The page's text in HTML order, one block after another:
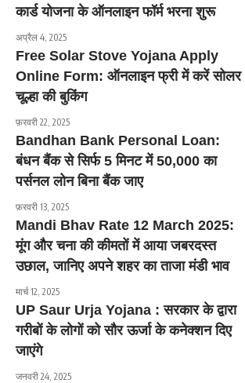
कार्ड योजना के ऑनलाइन फॉर्म भरना शुरू
अप्रैल 4, 2025
Free Solar Stove Yojana Apply
Online Form: ऑनलाइन फ्री में करें सोलर
चूल्हा की बुकिंग
फ़रवरी 22, 2025
Bandhan Bank Personal Loan:
बंधन बैंक से सिर्फ 5 मिनट में 50,000 का
पर्सनल लोन बिना बैंक जाए
फ़रवरी 13, 2025
Mandi Bhav Rate 12 March 2025:
मूंग और चना की कीमतों में आया जबरदस्त
उछाल, जानिए अपने शहर का ताजा मंडी भाव
मार्च 12, 2025
UP Saur Urja Yojana : सरकार के द्वारा
गरीबों के लोगों को सौर ऊर्जा के कनेक्शन दिए
जाएंगे
जनवरी 24, 2025